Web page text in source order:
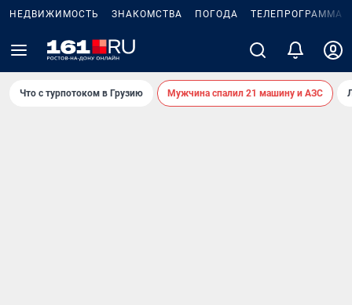
НЕДВИЖИМОСТЬ ЗНАКОМСТВА ПОГОДА ТЕЛЕПРОГРАММА
Что с турпотоком в Грузию Мужчина спалил 21 машину и АЗС